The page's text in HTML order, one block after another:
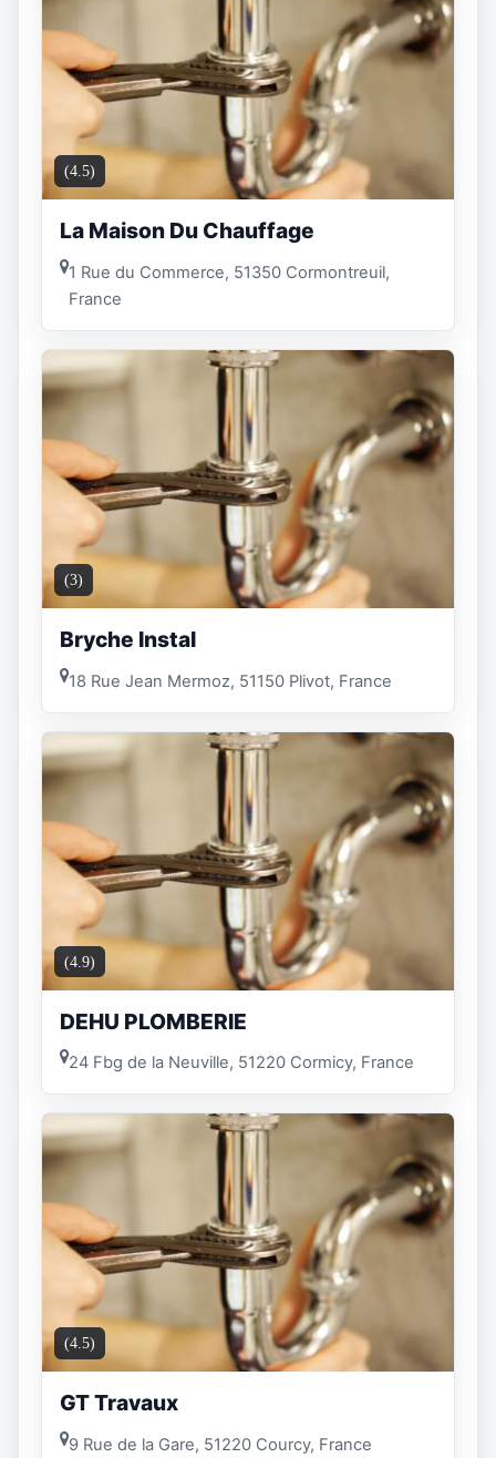
(4.5)
La Maison Du Chauffage
1 Rue du Commerce, 51350 Cormontreuil,
France
(3)
Bryche Instal
18 Rue Jean Mermoz, 51150 Plivot, France
(4.9)
DEHU PLOMBERIE
24 Fbg de la Neuville, 51220 Cormicy, France
(4.5)
GT Travaux
9 Rue de la Gare, 51220 Courcy, France